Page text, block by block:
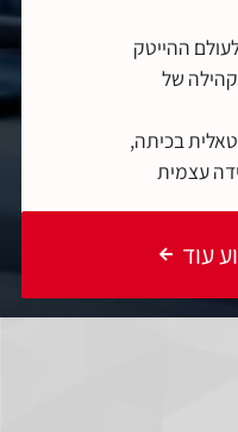
ההייטק
שנה, עם קהילה של
בכיתה,
עוד